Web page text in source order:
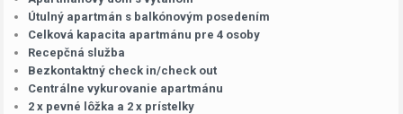
Útulný apartmán s balkónovým posedením
Celková kapacita apartmánu pre 4 osoby
Recepčná služba
Bezkontaktný check in/check out
Centrálne vykurovanie apartmánu
2 x pevné lôžka a 2 x prístelky